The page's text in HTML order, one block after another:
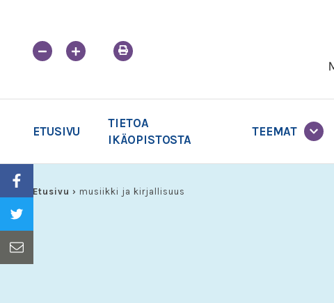
ETUSIVU
TIETOA
IKÄOPISTOSTA
TEEMAT
Etusivu › musiikki ja kirjallisuus